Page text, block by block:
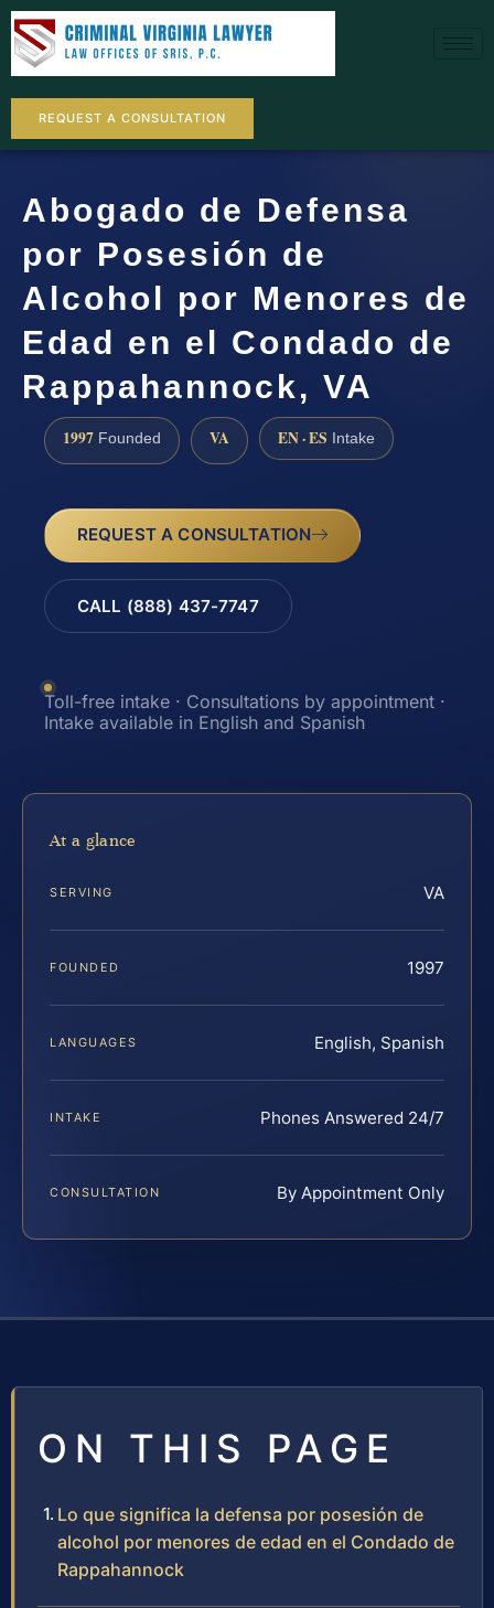
REQUEST A CONSULTATION
Abogado de Defensa
por Posesión de
Alcohol por Menores de
Edad en el Condado de
Rappahannock, VA
1997 Founded VA EN · ES Intake
REQUEST A CONSULTATION
CALL (888) 437-7747
Toll-free intake · Consultations by appointment ·
Intake available in English and Spanish
At a glance
SERVING VA
FOUNDED 1997
LANGUAGES English, Spanish
INTAKE Phones Answered 24/7
CONSULTATION By Appointment Only
ON THIS PAGE
Lo que significa la defensa por posesión de
alcohol por menores de edad en el Condado de
Rappahannock